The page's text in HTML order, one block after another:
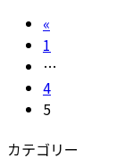
投
稿
の
ペ
«
固
定
ペ
ー
1
…
固
定
ー
4
固
ペ
5
カテゴリー